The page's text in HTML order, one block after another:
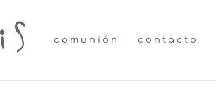
comunión contacto